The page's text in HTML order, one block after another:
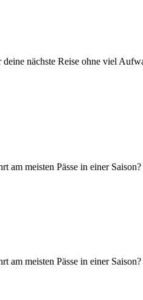
nächste Reise ohne viel
meisten Pässe in einer
meisten Pässe in einer